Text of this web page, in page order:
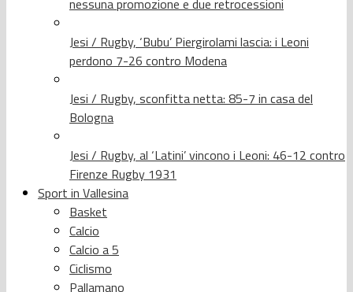
nessuna promozione e due retrocessioni
Jesi / Rugby, ‘Bubu’ Piergirolami lascia: i Leoni
perdono 7-26 contro Modena
Jesi / Rugby, sconfitta netta: 85-7 in casa del
Bologna
Jesi / Rugby, al ‘Latini’ vincono i Leoni: 46-12 contro
Firenze Rugby 1931
Sport in Vallesina
Basket
Calcio
Calcio a 5
Ciclismo
Pallamano